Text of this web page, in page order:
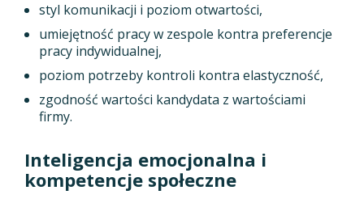
styl komunikacji i poziom otwartości,
umiejętność pracy w zespole kontra preferencje
pracy indywidualnej,
poziom potrzeby kontroli kontra elastyczność,
zgodność wartości kandydata z wartościami
firmy.
Inteligencja emocjonalna i
kompetencje społeczne